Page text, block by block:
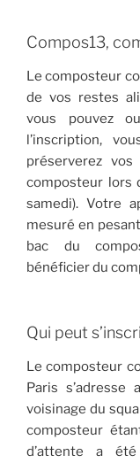
Compos13,
Le composteur
de vos restes
vous pouvez
l’inscription,
préserverez
composteur lors
samedi). Votre
mesuré en
bac du
bénéficier du
Qui peut
Le composteur
Paris
voisinage du
composteur
d’attente a